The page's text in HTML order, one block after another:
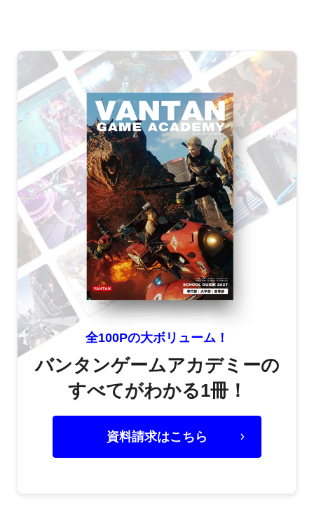
全100Pの大ボリューム！
バンタンゲームアカデミーの
すべてがわかる1冊！
資料請求はこちら